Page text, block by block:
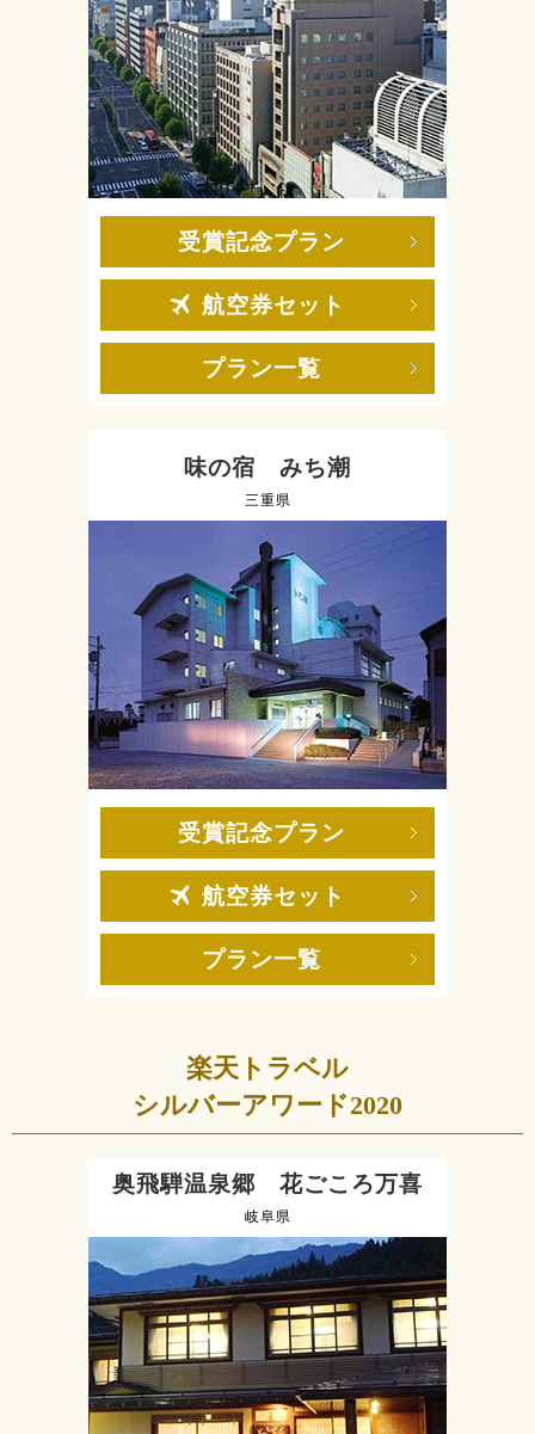
受賞記念プラン
航空券セット
プラン一覧
味の宿 みち潮
三重県
受賞記念プラン
航空券セット
プラン一覧
楽天トラベル
シルバーアワード2020
奥飛騨温泉郷 花ごころ万喜
岐阜県